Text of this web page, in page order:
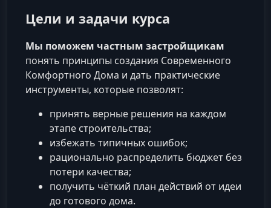
Цели и задачи курса
Мы поможем частным застройщикам
понять принципы создания Современного
Комфортного Дома и дать практические
инструменты, которые позволят:
принять верные решения на каждом
этапе строительства;
избежать типичных ошибок;
рационально распределить бюджет без
потери качества;
получить чёткий план действий от идеи
до готового дома.